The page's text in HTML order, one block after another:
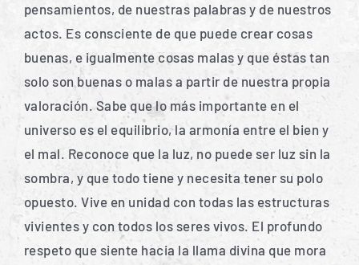
pensamientos, de nuestras palabras y de nuestros
actos. Es consciente de que puede crear cosas
buenas, e igualmente cosas malas y que éstas tan
solo son buenas o malas a partir de nuestra propia
valoración. Sabe que lo más importante en el
universo es el equilibrio, la armonía entre el bien y
el mal. Reconoce que la luz, no puede ser luz sin la
sombra, y que todo tiene y necesita tener su polo
opuesto. Vive en unidad con todas las estructuras
vivientes y con todos los seres vivos. El profundo
respeto que siente hacia la llama divina que mora